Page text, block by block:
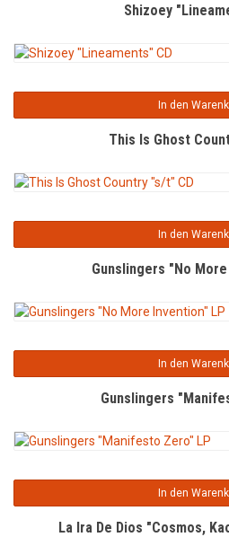
Shizoey
In den
This Is Ghost
In den
Gunslingers "No
In den
Gunslingers
In den
La Ira De Dios "Cosmos,